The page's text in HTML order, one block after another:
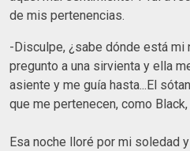
de mis pertenencias.
-Disculpe, ¿sabe dónde está mi
pregunto a una sirvienta y ella
asiente y me guía hasta...El
que me pertenecen, como
Esa noche lloré por mi soledad